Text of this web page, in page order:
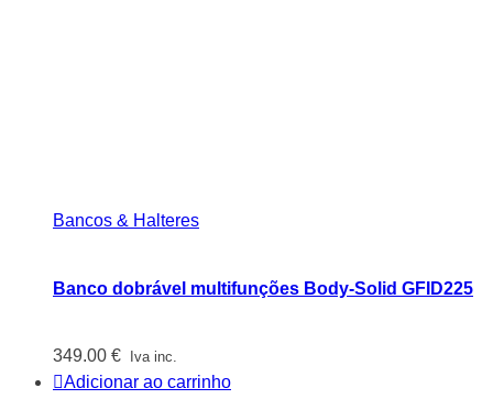
Bancos & Halteres
Banco dobrável multifunções Body-Solid GFID225
349.00 € Iva inc.
Adicionar ao carrinho